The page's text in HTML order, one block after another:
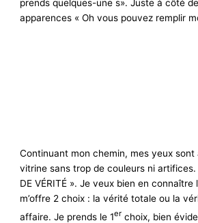
prends quelques-une s». Juste à côté
apparences « Oh vous pouvez remplir
Continuant mon chemin, mes yeux
vitrine sans trop de couleurs ni artifices.
DE VÉRITÉ ». Je veux bien en
m’offre 2 choix : la vérité totale ou la
affaire. Je prends le 1er choix, bien